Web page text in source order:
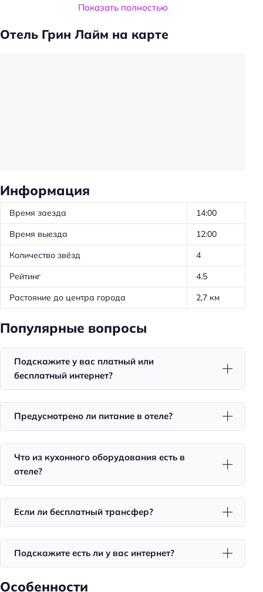
Камера хранения
Обслуживание номеров
Ускоренная регистрация заезда/отъезда
Проживание с животными
Оборудование для кухни: плита
Оборудование для кухни: посудомойка
Оборудование для кухни: кофеварка
Оборудование для кухни: посуда
Оборудование для кухни: микроволновка
Удобства в номерах
Кухня/кухонный уголок в номере
Стиральная машина
Кондиционер в номере
Номера для некурящих
Телевизор в номере
Холодильник
Фен
Номера со звукоизоляцией
Показать полностью
Отель Грин Лайм на карте
Информация
Время заезда
14:00
Время выезда
12:00
Количество звёзд
4
Рейтинг
4.5
Растояние до центра города
2,7 км
Популярные вопросы
Подскажите у вас платный или
бесплатный интернет?
Предусмотрено ли питание в отеле?
Что из кухонного оборудования есть в
отеле?
Если ли бесплатный трансфер?
Подскажите есть ли у вас интернет?
Особенности